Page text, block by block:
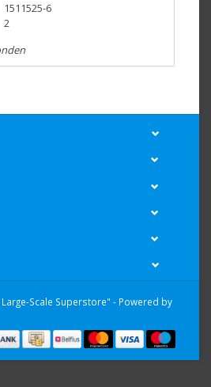
1511525-6
2
Scale Superstore" - Powered by